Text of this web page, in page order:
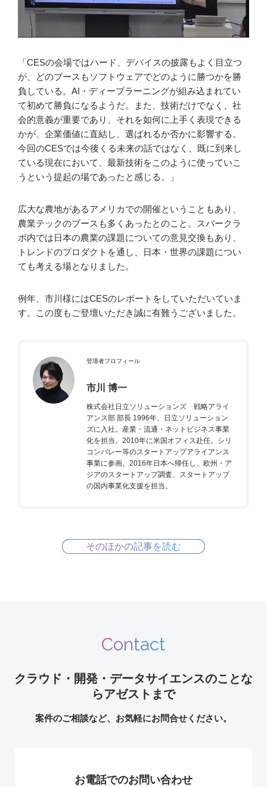
「CESの会場ではハード、デバイスの披露もよく目立つ
が、どのブースもソフトウェアでどのように勝つかを勝
負している。AI・ディープラーニングが組み込まれてい
て初めて勝負になるようだ。また、技術だけでなく、社
会的意義が重要であり、それを如何に上手く表現できる
かが、企業価値に直結し、選ばれるか否かに影響する。
今回のCESでは今後くる未来の話ではなく、既に到来し
ている現在において、最新技術をこのように使っていこ
うという提起の場であったと感じる。」
広大な農地があるアメリカでの開催ということもあり、
農業テックのブースも多くあったとのこと。スパークラ
ボ内では日本の農業の課題についての意見交換もあり、
トレンドのプロダクトを通し、日本・世界の課題につい
ても考える場となりました。
例年、市川様にはCESのレポートをしていただいていま
す。この度もご登壇いただき誠に有難うございました。
登壇者プロフィール
市川 博一
株式会社日立ソリューションズ 戦略アライ
アンス部 部長 1996年、日立ソリューション
ズに入社。産業・流通・ネットビジネス事業
化を担当。2010年に米国オフィス赴任。シリ
コンバレー等のスタートアップアライアンス
事業に参画。2016年日本へ帰任し、欧州・ア
ジアのスタートアップ調査、スタートアップ
の国内事業化支援を担当。
そのほかの記事を読む
Contact
クラウド・開発・データサイエンスのことな
らアゼストまで
案件のご相談など、お気軽にお問合せください。
お電話でのお問い合わせ